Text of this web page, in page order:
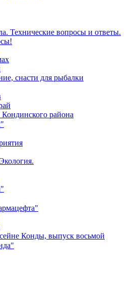
Технические вопросы и ответы.
снасти для рыбалки
района
Конды, выпуск восьмой